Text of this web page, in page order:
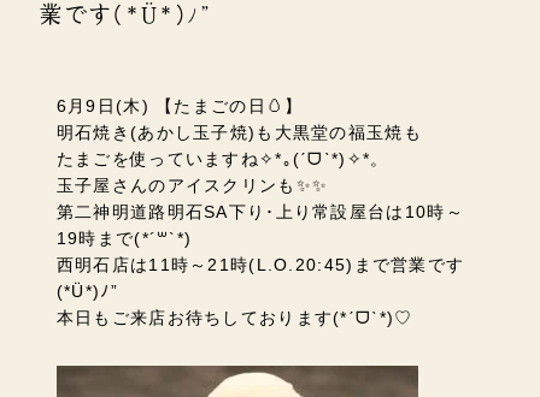
業です(*Ü*)ﾉ”
6月9日(木) 【たまごの日🥚】
明石焼き(あかし玉子焼)も大黒堂の福玉焼も
たまごを使っていますね✧*｡(ˊᗜˋ*)✧*。
玉子屋さんのアイスクリンも✨✨
第二神明道路明石SA下り･上り常設屋台は10時～
19時まで(*´꒳`*)
西明石店は11時～21時(L.O.20:45)まで営業です
(*Ü*)ﾉ”
本日もご来店お待ちしております(*ˊᗜˋ*)♡